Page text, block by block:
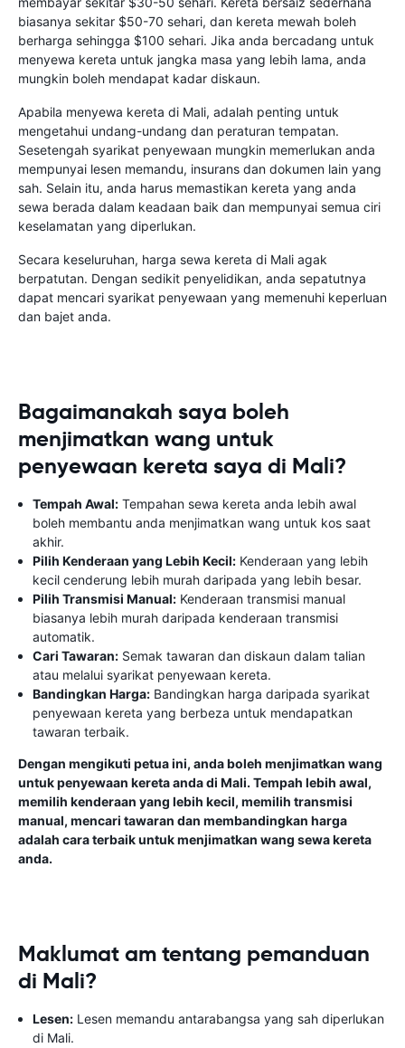
biasanya sekitar $50-70 sehari, dan kereta mewah boleh
berharga sehingga $100 sehari. Jika anda bercadang untuk
menyewa kereta untuk jangka masa yang lebih lama, anda
mungkin boleh mendapat kadar diskaun.
Apabila menyewa kereta di Mali, adalah penting untuk
mengetahui undang-undang dan peraturan tempatan.
Sesetengah syarikat penyewaan mungkin memerlukan anda
mempunyai lesen memandu, insurans dan dokumen lain yang
sah. Selain itu, anda harus memastikan kereta yang anda
sewa berada dalam keadaan baik dan mempunyai semua ciri
keselamatan yang diperlukan.
Secara keseluruhan, harga sewa kereta di Mali agak
berpatutan. Dengan sedikit penyelidikan, anda sepatutnya
dapat mencari syarikat penyewaan yang memenuhi keperluan
dan bajet anda.
Bagaimanakah saya boleh
menjimatkan wang untuk
penyewaan kereta saya di Mali?
Tempah Awal: Tempahan sewa kereta anda lebih awal
boleh membantu anda menjimatkan wang untuk kos saat
akhir.
Pilih Kenderaan yang Lebih Kecil: Kenderaan yang lebih
kecil cenderung lebih murah daripada yang lebih besar.
Pilih Transmisi Manual: Kenderaan transmisi manual
biasanya lebih murah daripada kenderaan transmisi
automatik.
Cari Tawaran: Semak tawaran dan diskaun dalam talian
atau melalui syarikat penyewaan kereta.
Bandingkan Harga: Bandingkan harga daripada syarikat
penyewaan kereta yang berbeza untuk mendapatkan
tawaran terbaik.
Dengan mengikuti petua ini, anda boleh menjimatkan wang
untuk penyewaan kereta anda di Mali. Tempah lebih awal,
memilih kenderaan yang lebih kecil, memilih transmisi
manual, mencari tawaran dan membandingkan harga
adalah cara terbaik untuk menjimatkan wang sewa kereta
anda.
Maklumat am tentang pemanduan
di Mali?
Lesen: Lesen memandu antarabangsa yang sah diperlukan
di Mali.